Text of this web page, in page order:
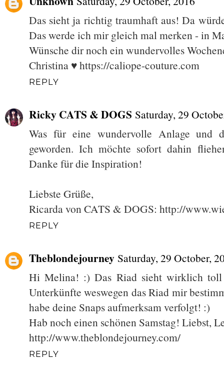
Das sieht ja richtig traumhaft aus! Da
Das werde ich mir gleich mal merken - in
Wünsche dir noch ein wundervolles
Christina ♥ https://caliope-couture.com
REPLY
Ricky CATS & DOGS Saturday, 29
Was für eine wundervolle Anlage und
geworden. Ich möchte sofort dahin
Danke für die Inspiration!
Liebste Grüße,
Ricarda von CATS & DOGS: http://
REPLY
Theblondejourney Saturday, 29 October,
Hi Melina! :) Das Riad sieht wirklich
Unterkünfte weswegen das Riad mir
habe deine Snaps aufmerksam verfolgt! :)
Hab noch einen schönen Samstag! Liebst,
http://www.theblondejourney.com/
REPLY